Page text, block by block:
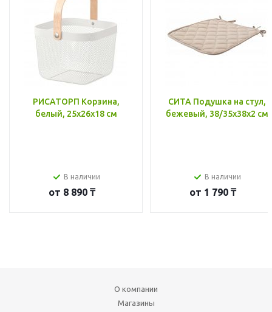
РИСАТОРП Корзина,
белый, 25x26x18 см
В наличии
от 8 890 ₸
СИТА Подушка на стул,
бежевый, 38/35x38x2 см
В наличии
от 1 790 ₸
О компании
Магазины